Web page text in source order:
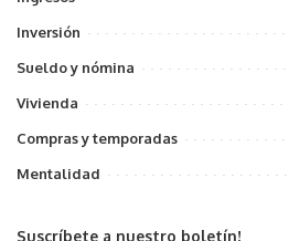
Inversión
Sueldo y nómina
Vivienda
Compras y temporadas
Mentalidad
Suscríbete a nuestro boletín!